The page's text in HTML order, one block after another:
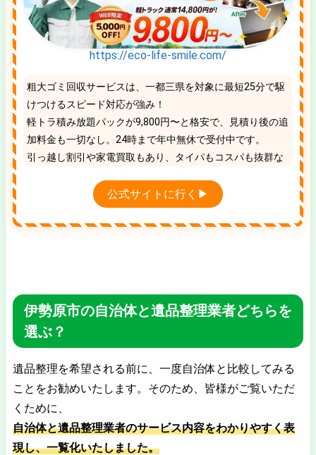
https://eco-life-smile.com/
粗大ゴミ回収サービスは、一都三県を対象に最短25分で駆
けつけるスピード対応が強み！
軽トラ積み放題パックが9,800円〜と格安で、見積り後の追
加料金も一切なし。24時まで年中無休で受付中です。
引っ越し割引や家電買取もあり、タイパもコスパも抜群な
公式サイトに行く▶
伊勢原市の自治体と遺品整理業者どちらを
選ぶ？
遺品整理を希望される前に、一度自治体と比較してみる
ことをお勧めいたします。そのため、皆様がご覧いただ
くために、
自治体と遺品整理業者のサービス内容をわかりやすく表
現し、一覧化いたしました。